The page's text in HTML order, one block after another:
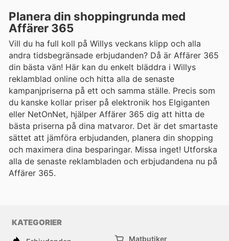
Planera din shoppingrunda med
Affärer 365
Vill du ha full koll på Willys veckans klipp och alla
andra tidsbegränsade erbjudanden? Då är Affärer 365
din bästa vän! Här kan du enkelt bläddra i Willys
reklamblad online och hitta alla de senaste
kampanjpriserna på ett och samma ställe. Precis som
du kanske kollar priser på elektronik hos Elgiganten
eller NetOnNet, hjälper Affärer 365 dig att hitta de
bästa priserna på dina matvaror. Det är det smartaste
sättet att jämföra erbjudanden, planera din shopping
och maximera dina besparingar. Missa inget! Utforska
alla de senaste reklambladen och erbjudandena nu på
Affärer 365.
KATEGORIER
Matbutiker